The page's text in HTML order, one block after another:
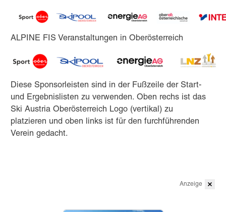
ALPINE FIS Veranstaltungen in Oberösterreich
Diese Sponsorleisten sind in der Fußzeile der Start-
und Ergebnislisten zu verwenden. Oben rechs ist das
Ski Austria Oberösterreich Logo (vertikal) zu
platzieren und oben links ist für den furchführenden
Verein gedacht.
Anzeige